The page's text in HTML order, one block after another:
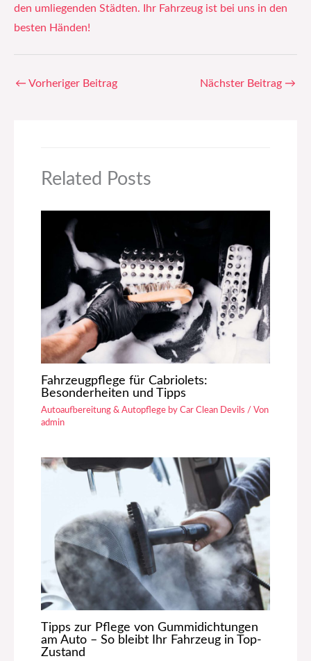
den umliegenden Städten. Ihr Fahrzeug ist bei uns in den
besten Händen!
← Vorheriger Beitrag Nächster Beitrag →
Related Posts
Fahrzeugpflege für Cabriolets:
Besonderheiten und Tipps
Autoaufbereitung & Autopflege by Car Clean Devils / Von
admin
Tipps zur Pflege von Gummidichtungen
am Auto – So bleibt Ihr Fahrzeug in Top-
Zustand